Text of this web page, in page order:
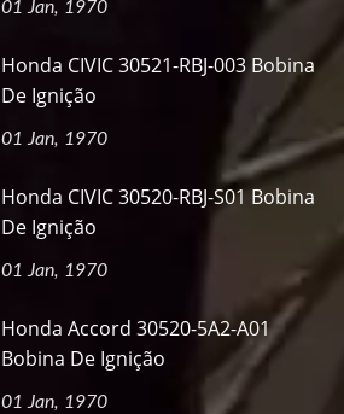
01 Jan, 1970
Honda CIVIC 30521-RBJ-003 Bobina
De Ignição
01 Jan, 1970
Honda CIVIC 30520-RBJ-S01 Bobina
De Ignição
01 Jan, 1970
Honda Accord 30520-5A2-A01
Bobina De Ignição
01 Jan, 1970